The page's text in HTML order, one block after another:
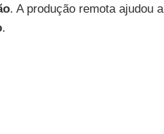
. A produção remota ajudou a
.